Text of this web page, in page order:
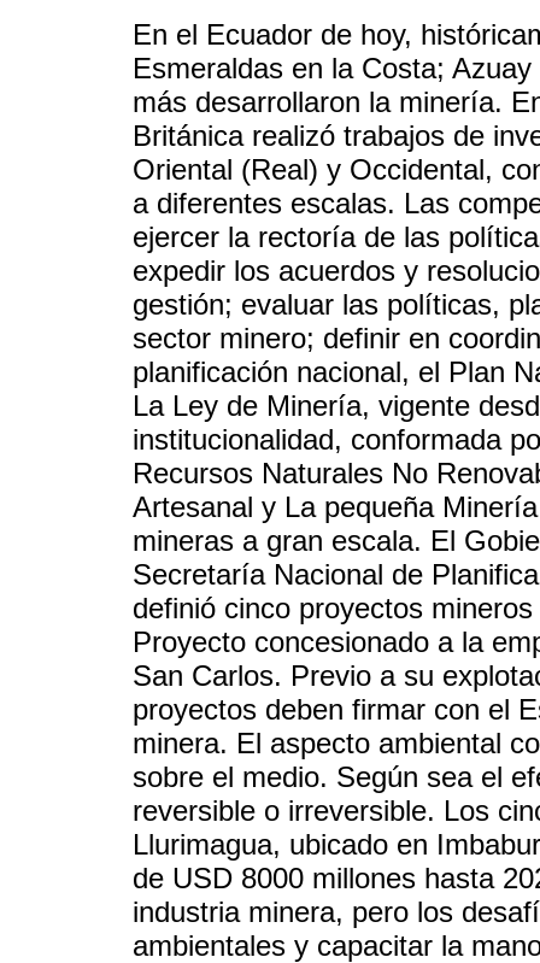
En el Ecuador de hoy,
Esmeraldas en la Costa;
más desarrollaron la minería.
Británica realizó trabajos de
Oriental (Real) y Occidental,
a diferentes escalas. Las
ejercer la rectoría de las
expedir los acuerdos y
gestión; evaluar las políticas,
sector minero; definir en
planificación nacional, el Plan
La Ley de Minería, vigente
institucionalidad, conformada
Recursos Naturales No
Artesanal y La pequeña
mineras a gran escala. El
Secretaría Nacional de
definió cinco proyectos
Proyecto concesionado a la
San Carlos. Previo a su
proyectos deben firmar con el
minera. El aspecto ambiental
sobre el medio. Según sea el
reversible o irreversible. Los
Llurimagua, ubicado en
de USD 8000 millones hasta
industria minera, pero los
ambientales y capacitar la